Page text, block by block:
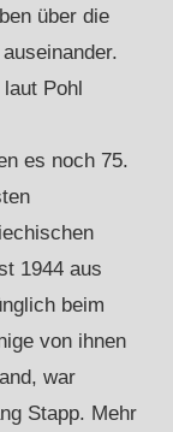
über die
Pohl
es noch 75.
1944 aus
beim
von ihnen
war
Stapp. Mehr